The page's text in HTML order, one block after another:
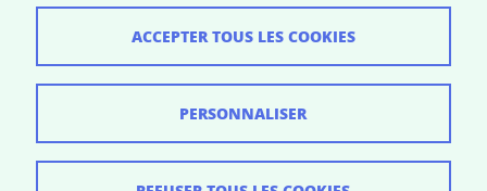
Mis à jour le 7 octobre 2025
ACCEPTER TOUS LES COOKIES
PERSONNALISER